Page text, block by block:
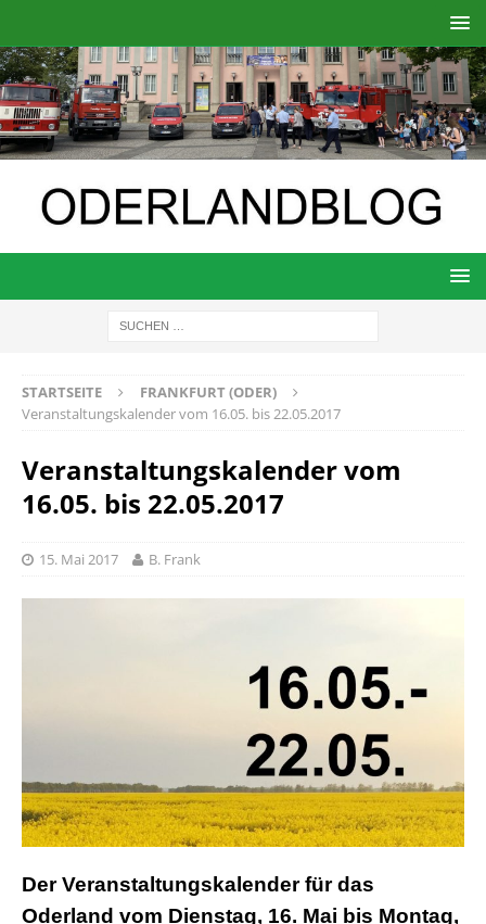
STARTSEITE
FRANKFURT (ODER)
Veranstaltungskalender vom 16.05. bis 22.05.2017
Veranstaltungskalender vom
16.05. bis 22.05.2017
15. Mai 2017 B. Frank
Der Veranstaltungskalender für das
Oderland vom Dienstag, 16. Mai bis Montag,